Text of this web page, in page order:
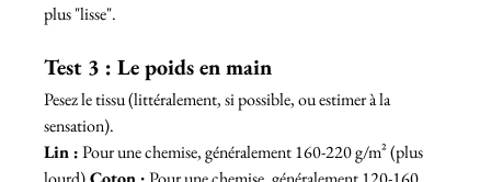
plus "lisse".
Test 3 : Le poids en main
Pesez le tissu (littéralement, si possible, ou estimer à la
sensation).
Lin : Pour une chemise, généralement 160-220 g/m² (plus